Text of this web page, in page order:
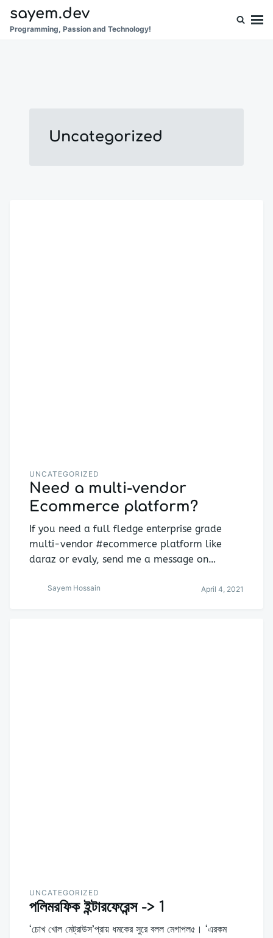
Skip
to
Search
for:
sayem.dev
Programming, Passion and Technology!
Uncategorized
UNCATEGORIZED
Need a multi-vendor
Ecommerce platform?
If you need a full fledge enterprise grade
multi-vendor #ecommerce platform like
daraz or evaly, send me a message on…
Sayem Hossain April 4, 2021
UNCATEGORIZED
পলিমরফিক ইন্টারফেরেন্স -> 1
‘চোখ খোল মেট্রাউস’প্রায় ধমকের সুরে বলল মেগাপল৫। ‘এরকম